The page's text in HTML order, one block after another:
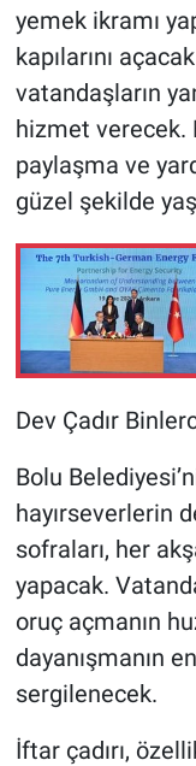
yemek ikramı
kapılarını
vatandaşların
hizmet verecek.
paylaşma ve
güzel şekilde
Dev Çadır
Bolu
hayırseverlerin
sofraları, her
yapacak.
oruç açmanın
dayanışmanın
sergilenecek.
İftar çadırı,